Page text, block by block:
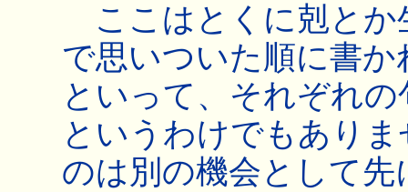
ここはとくに剋とか
で思いついた順に書
といって、それぞれ
というわけでもあり
のは別の機会として